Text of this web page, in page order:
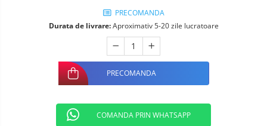
Telefoane mobile Xiaomi
Telefoane mobile Realme
Telefoane mobile ZTE Nubia
Telefoane mobile ALTE BRANDURI
PRECOMANDA
Durata de livrare:Aproximativ 5-20 zile lucratoare
PRECOMANDA
COMANDA PRIN WHATSAPP